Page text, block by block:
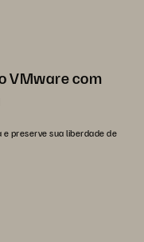
VMware com
preserve sua liberdade de